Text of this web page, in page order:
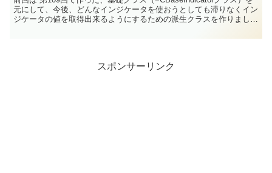
元にして、今後、どんなインジケータを使おうとしても滞りなくイン
ジケータの値を取得出来るようにするための派生クラスを作りまし
スポンサーリンク